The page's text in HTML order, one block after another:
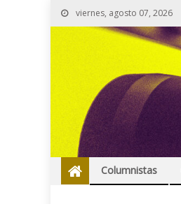
viernes, agosto 07, 2026
Columnistas